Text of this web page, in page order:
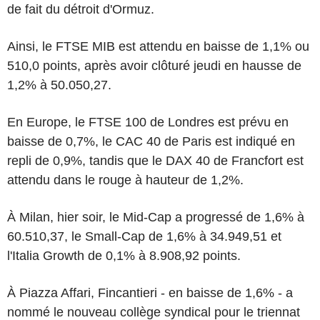
de fait du détroit d'Ormuz.
Ainsi, le FTSE MIB est attendu en baisse de 1,1% ou
510,0 points, après avoir clôturé jeudi en hausse de
1,2% à 50.050,27.
En Europe, le FTSE 100 de Londres est prévu en
baisse de 0,7%, le CAC 40 de Paris est indiqué en
repli de 0,9%, tandis que le DAX 40 de Francfort est
attendu dans le rouge à hauteur de 1,2%.
À Milan, hier soir, le Mid-Cap a progressé de 1,6% à
60.510,37, le Small-Cap de 1,6% à 34.949,51 et
l'Italia Growth de 0,1% à 8.908,92 points.
À Piazza Affari, Fincantieri - en baisse de 1,6% - a
nommé le nouveau collège syndical pour le triennat